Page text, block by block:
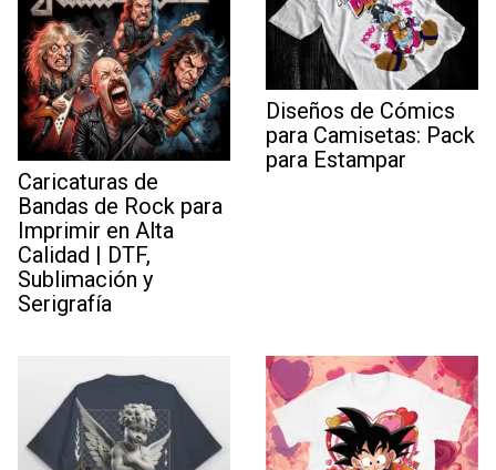
Caricaturas de
Bandas de Rock para
Imprimir en Alta
Calidad | DTF,
Sublimación y
Serigrafía
Diseños de Cómics
para Camisetas: Pack
para Estampar